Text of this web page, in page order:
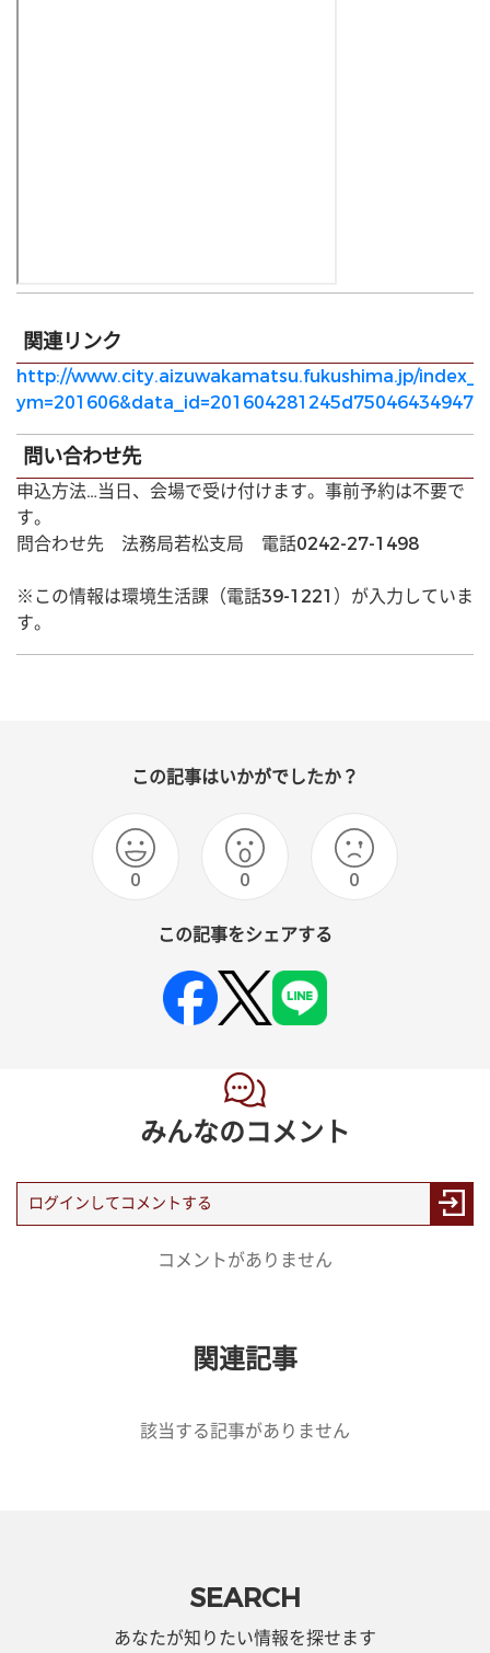
関連リンク
http://www.city.aizuwakamatsu.fukushima.jp/
問い合わせ先
申込方法…当日、会場で受け付けます。事前予約は不要で
す。
問合わせ先 法務局若松支局 電話0242-27-1498
※この情報は環境生活課（電話39-1221）が入力していま
す。
この記事はいかがでしたか？
0 0 0
この記事をシェアする
みんなのコメント
コメントがありません
関連記事
該当する記事がありません
SEARCH
あなたが知りたい情報を探せます